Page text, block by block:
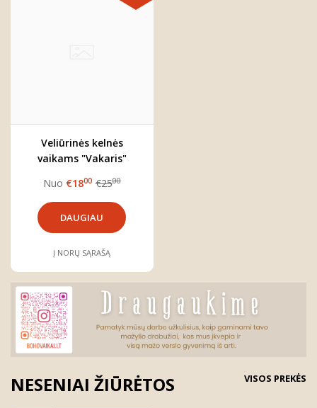
Veliūrinės kelnės
vaikams "Vakaris"
Nuo €1800 €2500
DAUGIAU
Į NORŲ SĄRAŠĄ
NESENIAI ŽIŪRĖTOS VISOS PREKĖS